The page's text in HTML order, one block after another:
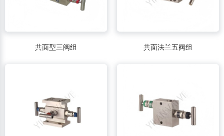
共面型三阀组 共面法兰五阀组